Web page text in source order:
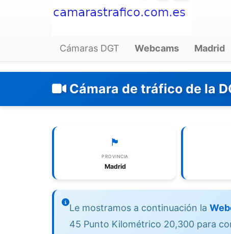
Cámaras DGT Webcams Madrid
Cámara de tráfico de la
🏴
PROVINCIA
Madrid
Le mostramos a continuación la
45 Punto Kilométrico 20,300 para